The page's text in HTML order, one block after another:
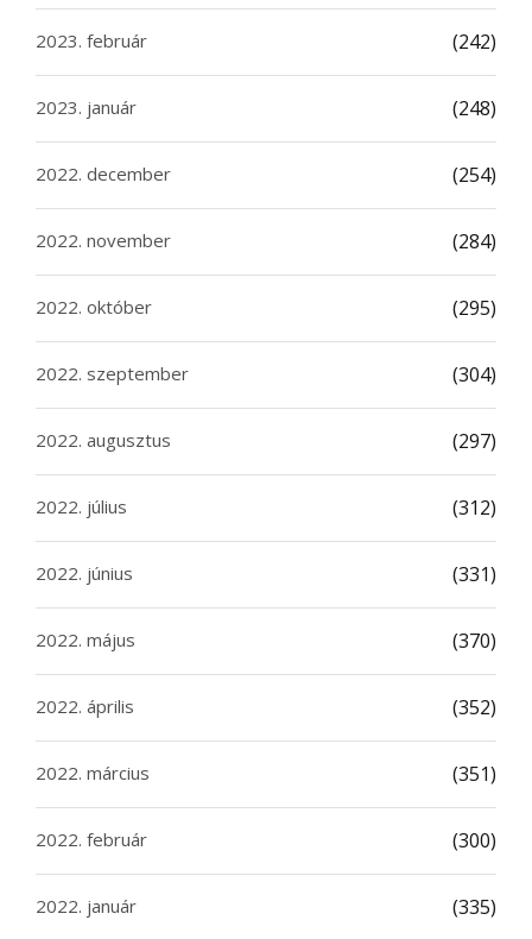
2023. február (242)
2023. január (248)
2022. december (254)
2022. november (284)
2022. október (295)
2022. szeptember (304)
2022. augusztus (297)
2022. július (312)
2022. június (331)
2022. május (370)
2022. április (352)
2022. március (351)
2022. február (300)
2022. január (335)